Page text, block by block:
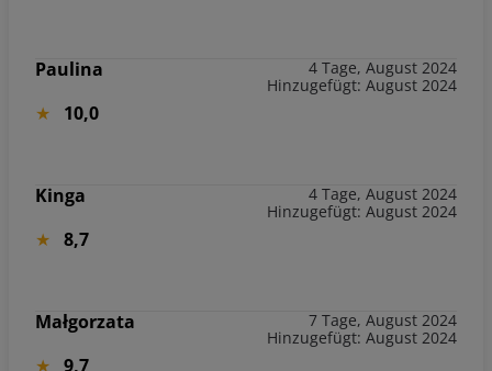
Paulina
4 Tage, August 2024
Hinzugefügt: August 2024
10,0
Kinga
4 Tage, August 2024
Hinzugefügt: August 2024
8,7
Małgorzata
7 Tage, August 2024
Hinzugefügt: August 2024
9,7